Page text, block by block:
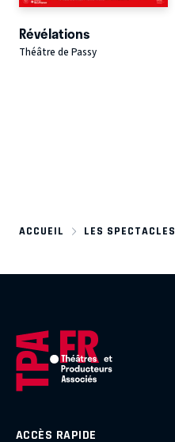
Révélations
Théâtre de Passy
ACCUEIL LES SPECTACLES
ACCÈS RAPIDE